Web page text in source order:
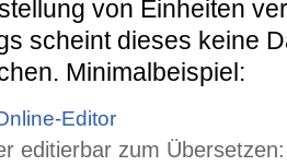
von Einheiten
scheint dieses keine
Minimalbeispiel:
Editor
editierbar zum Übersetzen: